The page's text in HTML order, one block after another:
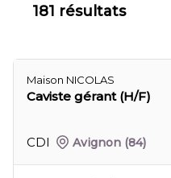
181 résultats
Maison NICOLAS
Caviste gérant (H/F)
CDI Avignon (84)